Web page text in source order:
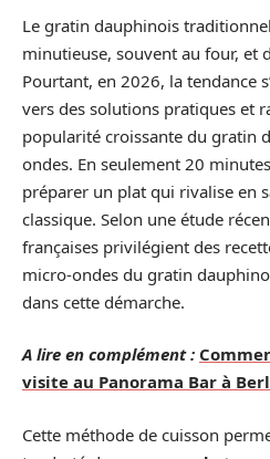
Le gratin dauphinois
minutieuse, souvent au four, et
Pourtant, en 2026, la tendance
vers des solutions pratiques et
popularité croissante du gratin
ondes. En seulement 20
préparer un plat qui rivalise en
classique. Selon une étude
françaises privilégient des
micro-ondes du gratin
dans cette démarche.
A lire en complément :
visite au Panorama Bar à
Cette méthode de cuisson